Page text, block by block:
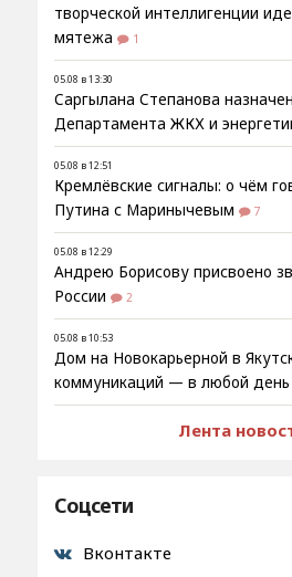
творческой интеллигенции
мятежа
1
05.08 в 13:30
Саргылана Степанова
Департамента ЖКХ и
05.08 в 12:51
Кремлёвские сигналы: о чём
Путина с Маринычевым
7
05.08 в 12:29
Андрею Борисову присвоено
России
2
05.08 в 10:53
Дом на Новокарьерной в
коммуникаций — в любой
Лента
Соцсети
Вконтакте